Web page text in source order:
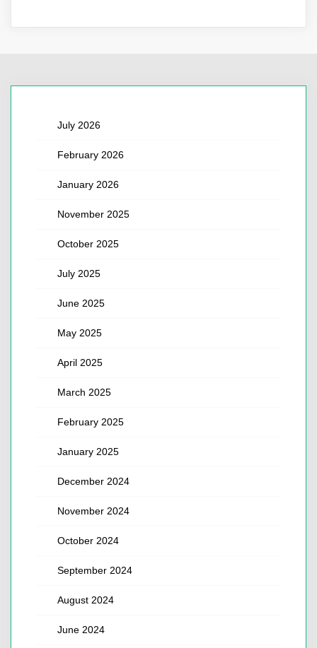
July 2026
February 2026
January 2026
November 2025
October 2025
July 2025
June 2025
May 2025
April 2025
March 2025
February 2025
January 2025
December 2024
November 2024
October 2024
September 2024
August 2024
June 2024